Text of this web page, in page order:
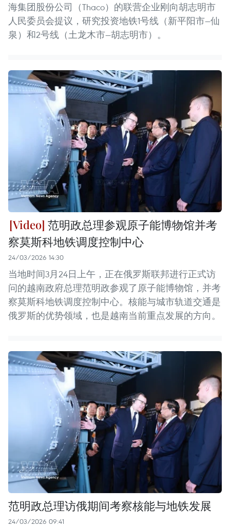
海集团股份公司（Thaco）的联营企业刚向胡志明市
人民委员会提议，研究投资地铁1号线（新平阳市—仙
泉）和2号线（土龙木市—胡志明市）。
范明政总理参观原子能博物馆并考
察莫斯科地铁调度控制中心
24/03/2026 14:30
当地时间3月24日上午，正在俄罗斯联邦进行正式访
问的越南政府总理范明政参观了原子能博物馆，并考
察莫斯科地铁调度控制中心。核能与城市轨道交通是
俄罗斯的优势领域，也是越南当前重点发展的方向。
范明政总理访俄期间考察核能与地铁发展
24/03/2026 09:41